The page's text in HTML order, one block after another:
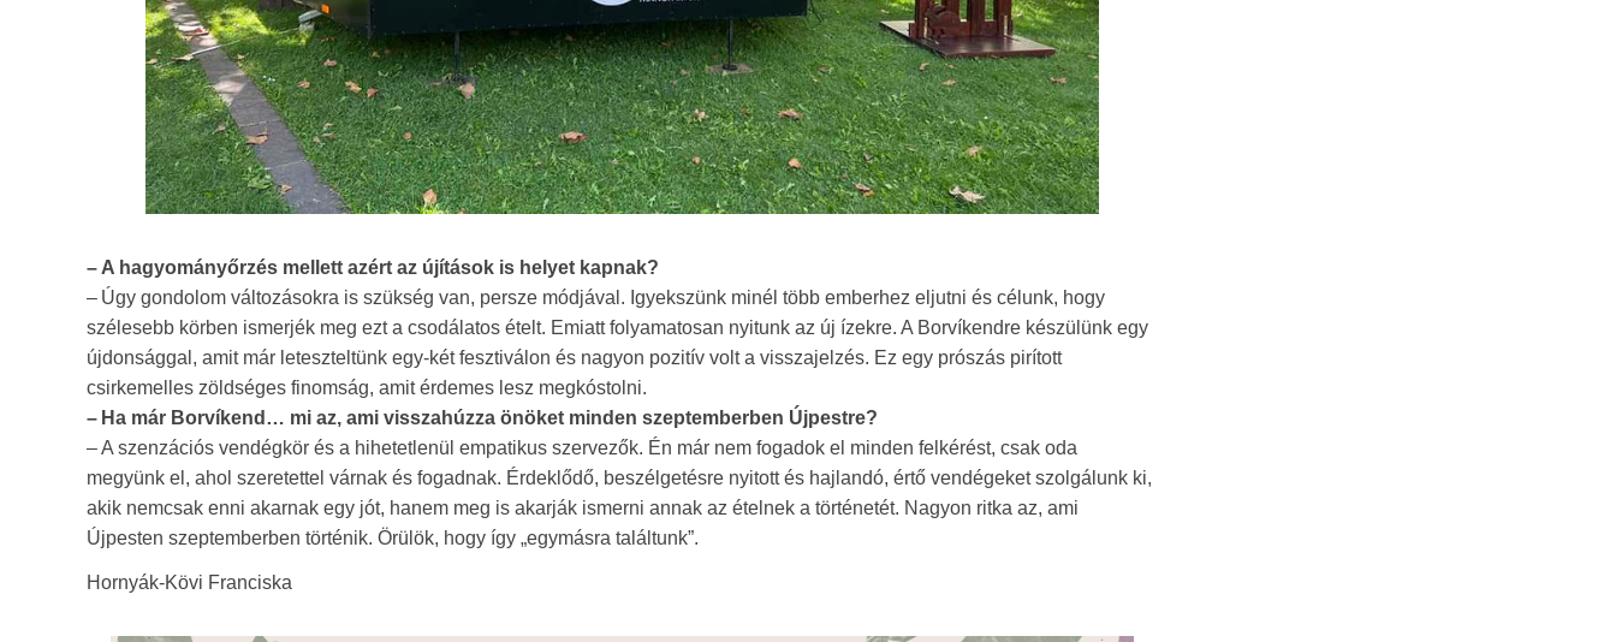
– A hagyományőrzés mellett azért az újítások is helyet kapnak?
– Úgy gondolom változásokra is szükség van, persze módjával. Igyekszünk minél több emberhez eljutni és célunk, hogy
szélesebb körben ismerjék meg ezt a csodálatos ételt. Emiatt folyamatosan nyitunk az új ízekre. A Borvíkendre készülünk egy
újdonsággal, amit már leteszteltünk egy-két fesztiválon és nagyon pozitív volt a visszajelzés. Ez egy prószás pirított
csirkemelles zöldséges finomság, amit érdemes lesz megkóstolni.
– Ha már Borvíkend… mi az, ami visszahúzza önöket minden szeptemberben Újpestre?
– A szenzációs vendégkör és a hihetetlenül empatikus szervezők. Én már nem fogadok el minden felkérést, csak oda
megyünk el, ahol szeretettel várnak és fogadnak. Érdeklődő, beszélgetésre nyitott és hajlandó, értő vendégeket szolgálunk ki,
akik nemcsak enni akarnak egy jót, hanem meg is akarják ismerni annak az ételnek a történetét. Nagyon ritka az, ami
Újpesten szep­temberben történik. Örülök, hogy így „egymásra találtunk”.
Hornyák-Kövi Franciska